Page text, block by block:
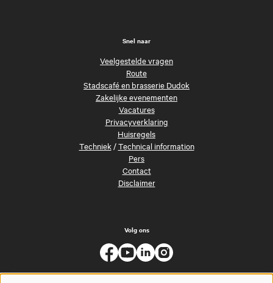
Snel naar
Veelgestelde vragen
Route
Stadscafé en brasserie Dudok
Zakelijke evenementen
Vacatures
Privacyverklaring
Huisregels
Techniek/Technical information
Pers
Contact
Disclaimer
Volg ons